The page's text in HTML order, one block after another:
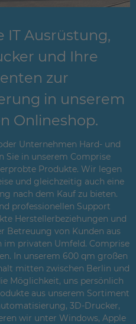
IT Ausrüstung,
und Ihre
zur
in unserem
Onlineshop.
Unternehmen Hard- und
Sie in unserem Comprise
Produkte. Wir legen
und gleichzeitig auch eine
nach dem Kauf zu bieten.
professionellen Support
Herstellerbeziehungen und
Betreuung von Kunden aus
im privaten Umfeld. Comprise
In unserem 600 qm großen
mitten zwischen Berlin und
Möglichkeit, uns persönlich
aus unserem Sortiment
3D-Drucker,
wir unter Windows, Apple